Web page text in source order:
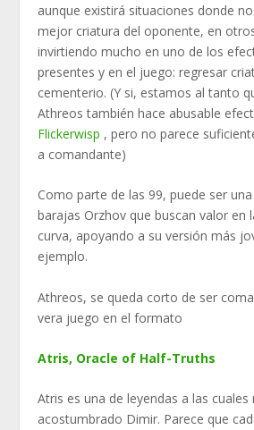
aunque existirá situaciones donde
mejor criatura del oponente, en
invirtiendo mucho en uno de los
presentes y en el juego: regresar
cementerio. (Y si, estamos al tanto
Athreos también hace abusable
Flickerwisp , pero no parece
a comandante)
Como parte de las 99, puede ser
barajas Orzhov que buscan valor en
curva, apoyando a su versión más
ejemplo.
Athreos, se queda corto de ser
vera juego en el formato
Atris, Oracle of Half-Truths
Atris es una de leyendas a las cuales
acostumbrado Dimir. Parece que